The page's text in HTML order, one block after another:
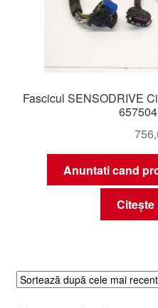
Fascicul SENSODRIVE
Anuntati cand
Citește